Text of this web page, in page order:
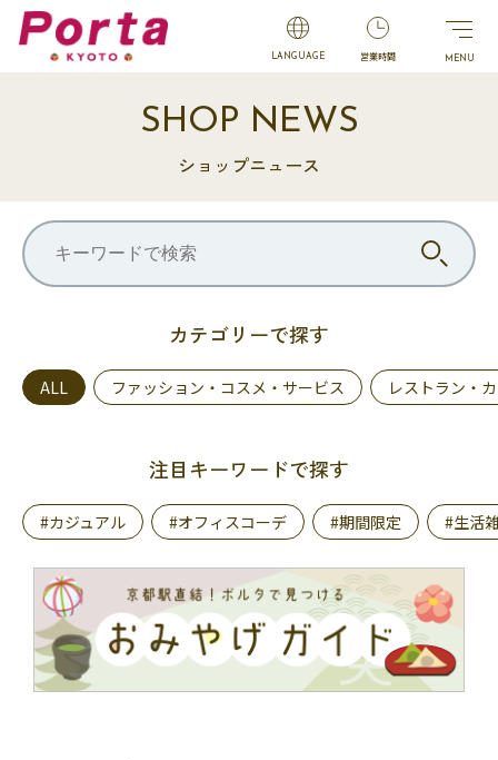
LANGUAGE 営業時間
SHOP NEWS
ショップニュース
カテゴリーで探す
ALL ファッション・コスメ・サービス レストラン・
注目キーワードで探す
#カジュアル #オフィスコーデ #期間限定 #生活